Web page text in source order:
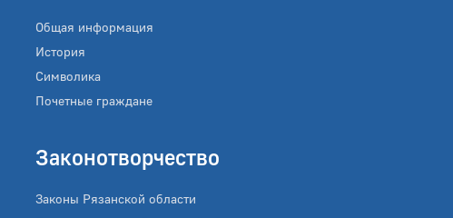
Общая информация
История
Символика
Почетные граждане
Законотворчество
Законы Рязанской области